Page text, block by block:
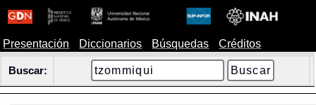
Presentación Diccionarios Búsquedas Créditos
Buscar: